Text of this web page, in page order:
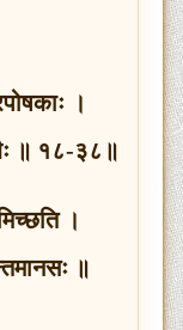
।
॥ १८-३८॥
।
॥